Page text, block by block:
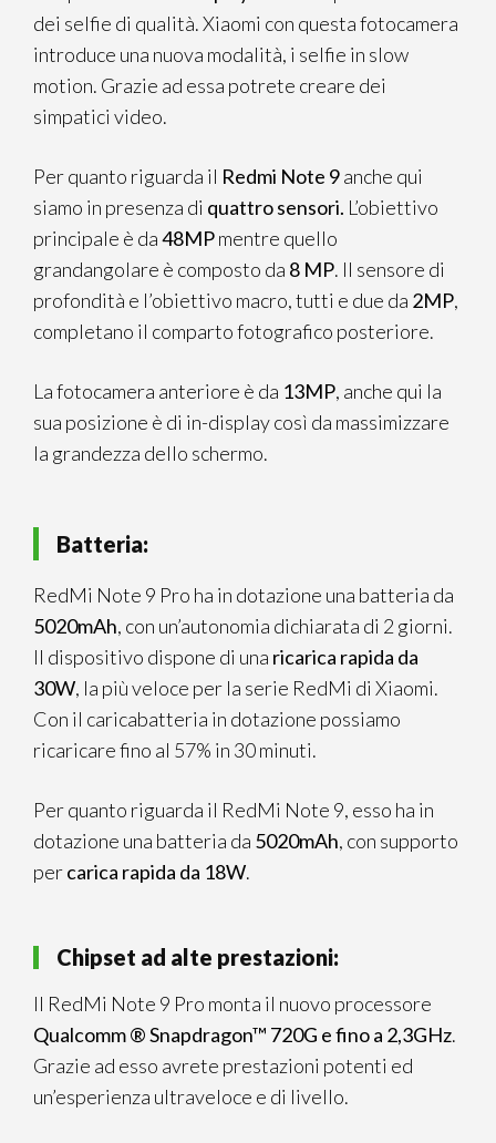
dei selfie di qualità. Xiaomi con questa fotocamera
introduce una nuova modalità, i selfie in slow
motion. Grazie ad essa potrete creare dei
simpatici video.
Per quanto riguarda il Redmi Note 9anche qui
siamo in presenza di quattro sensori. L’obiettivo
principale è da48MPmentre quello
grandangolare è composto da 8 MP. Il sensore di
profondità e l’obiettivo macro, tutti e due da 2MP,
completano il comparto fotografico posteriore.
La fotocamera anteriore è da 13MP, anche qui la
sua posizione è di in-display così da massimizzare
la grandezza dello schermo.
Batteria:
RedMi Note 9 Pro ha in dotazione una batteria da
5020mAh, con un’autonomia dichiarata di 2 giorni.
Il dispositivo dispone di una ricarica rapida da
30W, la più veloce per la serie RedMi di Xiaomi.
Con il caricabatteria in dotazione possiamo
ricaricare fino al 57% in 30 minuti.
Per quanto riguarda il RedMi Note 9, esso ha in
dotazione una batteria da 5020mAh, con supporto
percarica rapida da 18W.
Chipset ad alte prestazioni:
Il RedMi Note 9 Pro monta il nuovo processore
Qualcomm ® Snapdragon™ 720G e fino a 2,3GHz.
Grazie ad esso avrete prestazioni potenti ed
un’esperienza ultraveloce e di livello.